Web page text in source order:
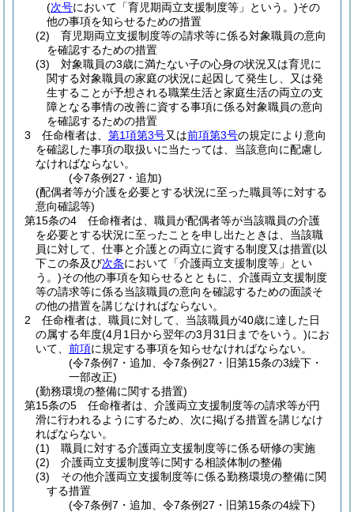
(次号において「育児期両立支援制度等」という。)その
他の事項を知らせるための措置
(2)
育児期両立支援制度等の請求等に係る対象職員の意向
を確認するための措置
(3)
対象職員の3歳に満たない子の心身の状況又は育児に
関する対象職員の家庭の状況に起因して発生し、又は発
生することが予想される職業生活と家庭生活の両立の支
障となる事情の改善に資する事項に係る対象職員の意向
を確認するための措置
3
任命権者は、 第1項第3号又は前項第3号の規定により意向
を確認した事項の取扱いに当たっては、当該意向に配慮し
なければならない。
(令7条例27・追加)
(配偶者等が介護を必要とする状況に至った職員等に対する
意向確認等)
第15条の4
任命権者は、職員が配偶者等が当該職員の介護
を必要とする状況に至ったことを申し出たときは、当該職
員に対して、仕事と介護との両立に資する制度又は措置(以
下この条及び次条において「介護両立支援制度等」とい
う。)その他の事項を知らせるとともに、介護両立支援制度
等の請求等に係る当該職員の意向を確認するための面談そ
の他の措置を講じなければならない。
2
任命権者は、職員に対して、当該職員が40歳に達した日
の属する年度(4月1日から翌年の3月31日までをいう。)にお
いて、 前項に規定する事項を知らせなければならない。
(令7条例7・追加、令7条例27・旧第15条の3繰下・
一部改正)
(勤務環境の整備に関する措置)
第15条の5
任命権者は、介護両立支援制度等の請求等が円
滑に行われるようにするため、次に掲げる措置を講じなけ
ればならない。
(1)
職員に対する介護両立支援制度等に係る研修の実施
(2)
介護両立支援制度等に関する相談体制の整備
(3)
その他介護両立支援制度等に係る勤務環境の整備に関
する措置
(令7条例7・追加、令7条例27・旧第15条の4繰下)